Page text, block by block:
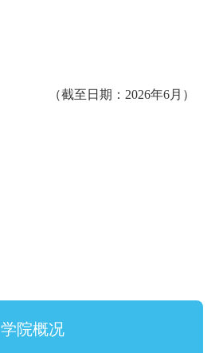
（截至日期：2026年6月）
学院概况